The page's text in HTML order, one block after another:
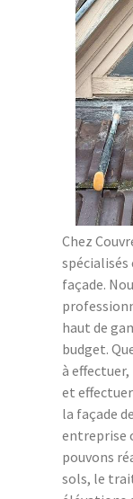
Chez
façade.
haut de
budget.
à
et
la façade
entreprise
pouvons
sols, le